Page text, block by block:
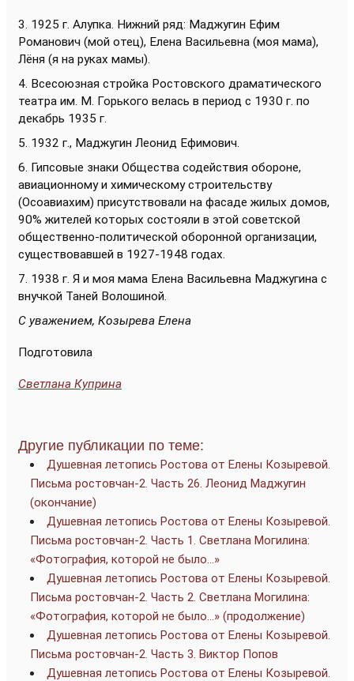
3. 1925 г. Алупка. Нижний ряд: Маджугин Ефим
Романович (мой отец), Елена Васильевна (моя мама),
Лёня (я на руках мамы).
4. Всесоюзная стройка Ростовского драматического
театра им. М. Горького велась в период с 1930 г. по
декабрь 1935 г.
5. 1932 г., Маджугин Леонид Ефимович.
6. Гипсовые знаки Общества содействия обороне,
авиационному и химическому строительству
(Осоавиахим) присутствовали на фасаде жилых домов,
90% жителей которых состояли в этой советской
общественно-политической оборонной организации,
существовавшей в 1927-1948 годах.
7. 1938 г. Я и моя мама Елена Васильевна Маджугина с
внучкой Таней Волошиной.
С уважением, Козырева Елена
Подготовила
Светлана Куприна
Другие публикации по теме:
Душевная летопись Ростова от Елены Козыревой.
Письма ростовчан-2. Часть 26. Леонид Маджугин
(окончание)
Душевная летопись Ростова от Елены Козыревой.
Письма ростовчан-2. Часть 1. Светлана Могилина:
«Фотография, которой не было…»
Душевная летопись Ростова от Елены Козыревой.
Письма ростовчан-2. Часть 2. Светлана Могилина:
«Фотография, которой не было…» (продолжение)
Душевная летопись Ростова от Елены Козыревой.
Письма ростовчан-2. Часть 3. Виктор Попов
Душевная летопись Ростова от Елены Козыревой.